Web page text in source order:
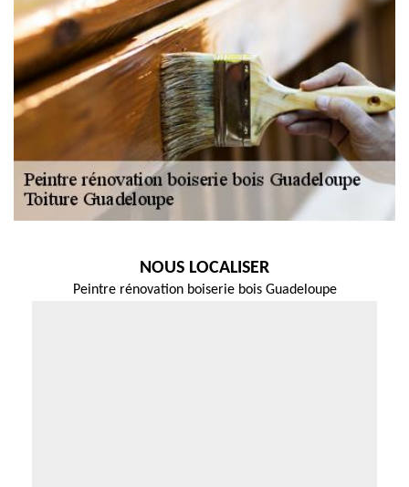
NOUS LOCALISER
Peintre rénovation boiserie bois Guadeloupe